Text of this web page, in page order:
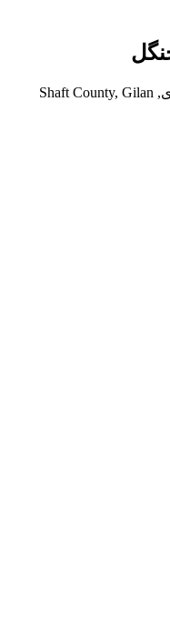
سقالکسار, دهستان جیرده, بخش مرکزی, Shaft County, Gilan